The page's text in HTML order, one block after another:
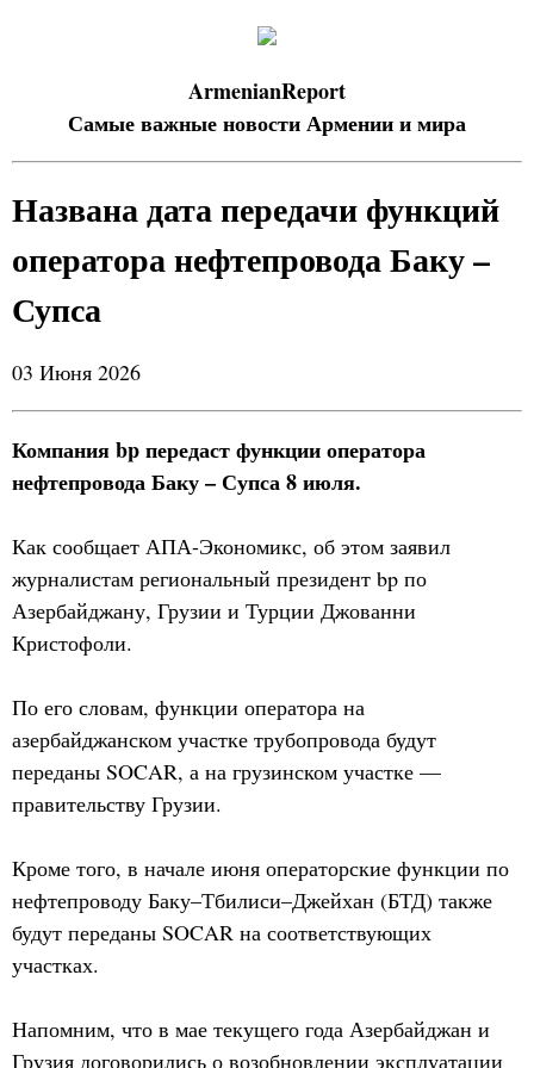
ArmenianReport
Самые важные новости Армении и мира
Названа дата передачи функций
оператора нефтепровода Баку –
Супса
03 Июня 2026
Компания bp передаст функции оператора
нефтепровода Баку – Супса 8 июля.
Как сообщает АПА-Экономикс, об этом заявил
журналистам региональный президент bp по
Азербайджану, Грузии и Турции Джованни
Кристофоли.
По его словам, функции оператора на
азербайджанском участке трубопровода будут
переданы SOCAR, а на грузинском участке —
правительству Грузии.
Кроме того, в начале июня операторские функции по
нефтепроводу Баку–Тбилиси–Джейхан (БТД) также
будут переданы SOCAR на соответствующих
участках.
Напомним, что в мае текущего года Азербайджан и
Грузия договорились о возобновлении эксплуатации